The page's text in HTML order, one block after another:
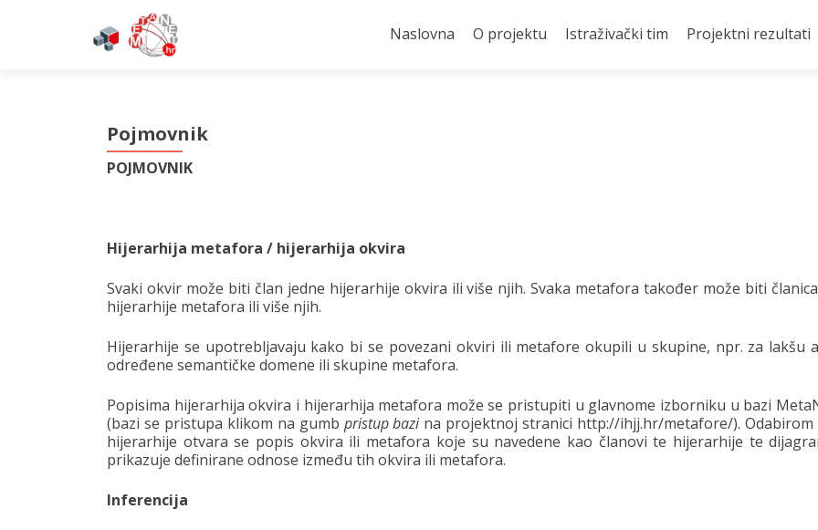
Naslovna O projektu Istraživački tim Projektni rezultati
Pojmovnik
POJMOVNIK
Hijerarhija metafora / hijerarhija okvira
Svaki okvir može biti član jedne hijerarhije okvira ili više njih. Svaka metafora također može biti
hijerarhije metafora ili više njih.
Hijerarhije se upotrebljavaju kako bi se povezani okviri ili metafore okupili u skupine, npr. za lakšu
određene semantičke domene ili skupine metafora.
Popisima hijerarhija okvira i hijerarhija metafora može se pristupiti u glavnome izborniku u bazi
(bazi se pristupa klikom na gumb pristup bazi na projektnoj stranici http://ihjj.hr/metafore/). Odabirom
hijerarhije otvara se popis okvira ili metafora koje su navedene kao članovi te hijerarhije te
prikazuje definirane odnose između tih okvira ili metafora.
Inferencija